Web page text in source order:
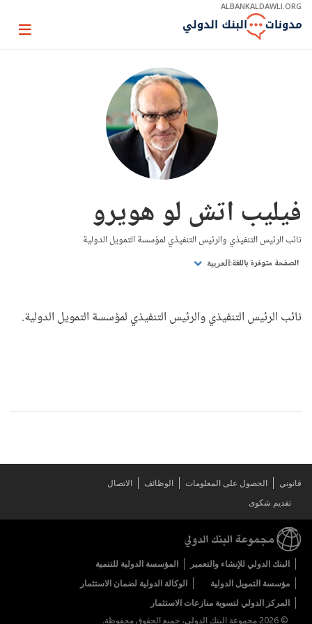
Skip
Main
ALBANKALDAWLI.ORG
Page
فيليب اتش لو هويرو
نائب الرئيس التنفيذي والرئيس التنفيذي لمؤسسة التمويل الدولية
الصفحة متوفرة باللغة: العربية
نائب الرئيس التنفيذي والرئيس التنفيذي لمؤسسة التمويل الدولية.
قانوني الحصول على المعلومات الوظائف
الاتصال
تقديم شكوى
البنك الدولي للإنشاء والتعمير
المؤسسة الدولية للتنمية
مؤسسة التمويل الدولية
الوكالة الدولية لضمان الاستثمار
المركز الدولي لتسوية منازعات الاستثمار
© 2026 مجموعة البنك الدولي، جميع الحقوق محفوظة.